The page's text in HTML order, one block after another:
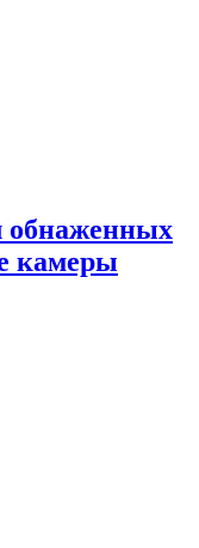
обнаженных
камеры